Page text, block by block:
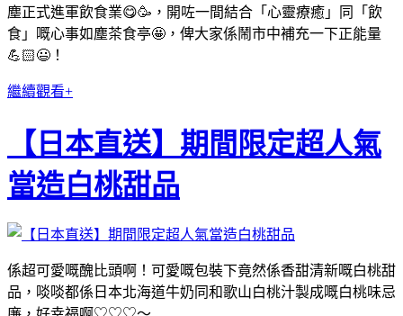
塵正式進軍飲食業😋🥳，開咗一間結合「心靈療癒」同「飲
食」嘅心事如塵茶食亭🤩，俾大家係鬧市中補充一下正能量
💪🏻😃！
繼續觀看+
【日本直送】期間限定超人氣
當造白桃甜品
係超可愛嘅醜比頭啊！可愛嘅包裝下竟然係香甜清新嘅白桃甜
品，啖啖都係日本北海道牛奶同和歌山白桃汁製成嘅白桃味忌